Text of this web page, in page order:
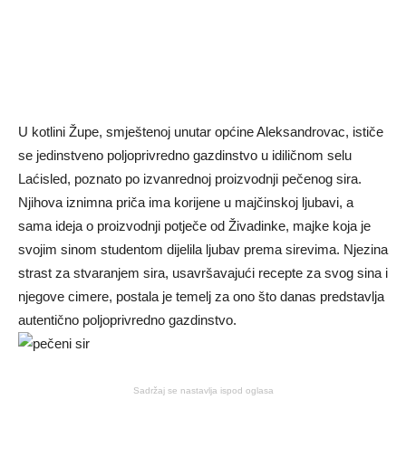
U kotlini Župe, smještenoj unutar općine Aleksandrovac, ističe
se jedinstveno poljoprivredno gazdinstvo u idiličnom selu
Laćisled, poznato po izvanrednoj proizvodnji pečenog sira.
Njihova iznimna priča ima korijene u majčinskoj ljubavi, a
sama ideja o proizvodnji potječe od Živadinke, majke koja je
svojim sinom studentom dijelila ljubav prema sirevima. Njezina
strast za stvaranjem sira, usavršavajući recepte za svog sina i
njegove cimere, postala je temelj za ono što danas predstavlja
autentično poljoprivredno gazdinstvo.
Sadržaj se nastavlja ispod oglasa